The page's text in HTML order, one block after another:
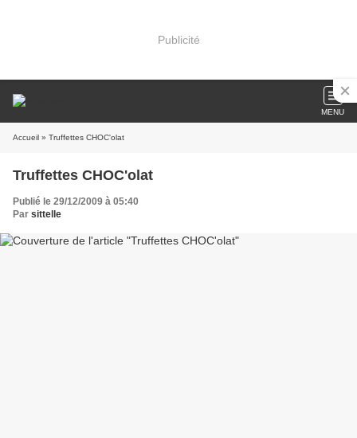
Publicité
MENU
Accueil » Truffettes CHOC'olat
Truffettes CHOC'olat
Publié le 29/12/2009 à 05:40
Par sittelle